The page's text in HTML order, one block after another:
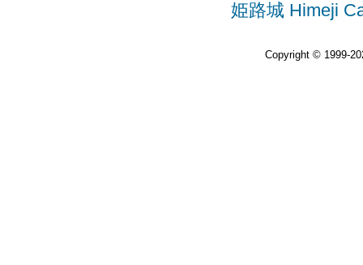
姫路城 Himeji
Copyright © 1999-